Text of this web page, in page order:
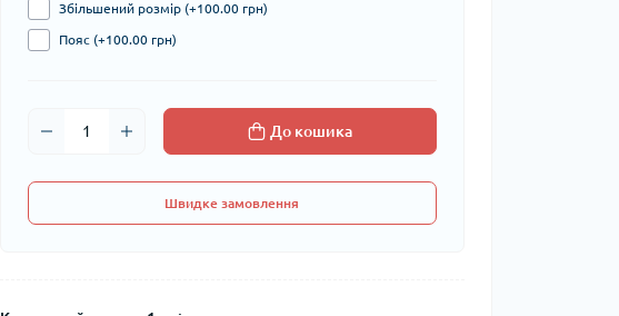
Збільшений розмір (+100.00 грн)
Пояс (+100.00 грн)
До кошика
Швидке замовлення